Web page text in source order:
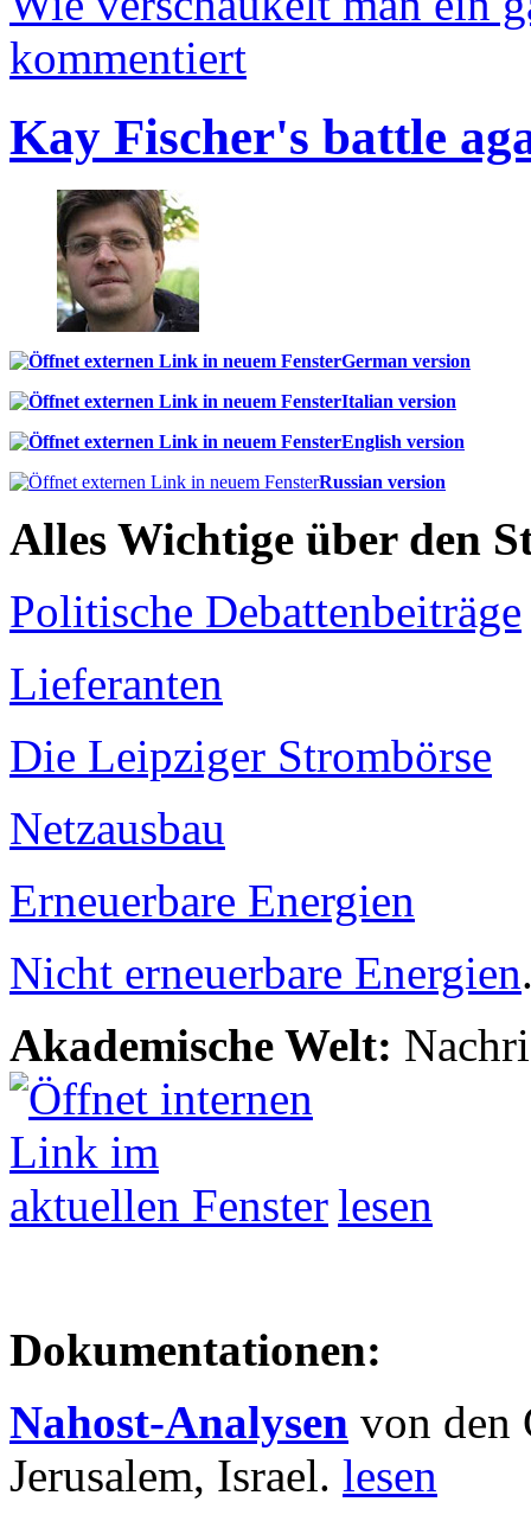
kommentiert
Kay Fischer's battle
German version
Italian version
English version
Russian version
Alles Wichtige über den
Politische Debattenbeiträge
Lieferanten
Die Leipziger Strombörse
Netzausbau
Erneuerbare Energien
Nicht erneuerbare Energien
Akademische Welt:
lesen
Dokumentationen:
Nahost-Analysen von den
Jerusalem, Israel. lesen